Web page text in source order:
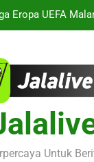
vs Real Betis
vs Getafe Club
Eropa UEFA
Untuk